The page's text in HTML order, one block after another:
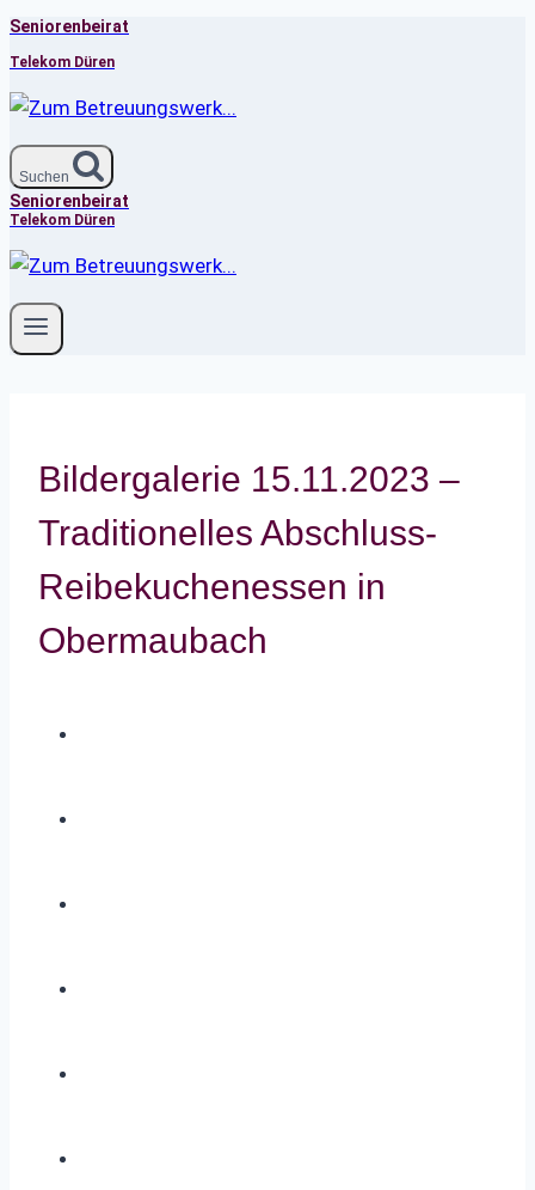
Zum
Inhalt
springen
Seniorenbeirat
Telekom Düren
Suchen
Seniorenbeirat
Telekom Düren
Bildergalerie 15.11.2023 –
Traditionelles Abschluss-
Reibekuchenessen in
Obermaubach